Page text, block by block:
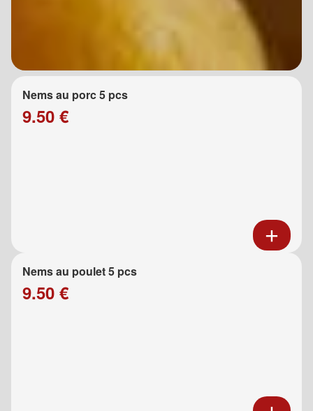
Nems au porc 5 pcs
9.50 €
Nems au poulet 5 pcs
9.50 €